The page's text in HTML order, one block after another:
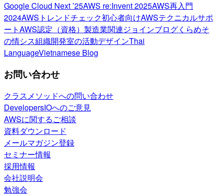
Google Cloud Next ’25AWS re:Invent 2025AWS再入門
2024AWSトレンドチェック初心者向けAWSテクニカルサポ
ートAWS認定（資格） 製造業関連ジョインブログくらめそ
の情シス組織開発室の活動デザインThai
LanguageVietnamese Blog
お問い合わせ
クラスメソッドへの問い合わせ
DevelopersIOへのご意見
AWSに関するご相談
資料ダウンロード
メールマガジン登録
セミナー情報
採用情報
会社説明会
勉強会